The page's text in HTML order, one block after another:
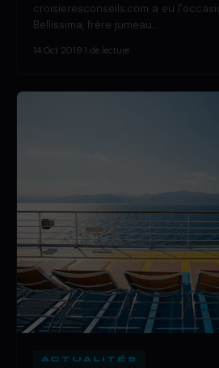
croisieresconseils.com a eu
Bellissima, frère jumeau…
14 Oct 2019 1 de lecture
ACTUALITÉS